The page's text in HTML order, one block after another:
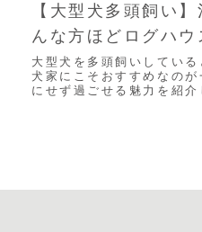
【大型犬多頭飼い
んな方ほどログハ
大型犬を多頭飼いしてい
犬家にこそおすすめなの
にせず過ごせる魅力を紹介